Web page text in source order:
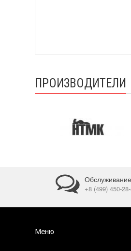
ПРОИЗВОДИТЕЛИ
+8 (499) 450-
Меню